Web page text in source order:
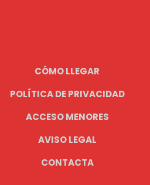
CÓMO LLEGAR
POLÍTICA DE PRIVACIDAD
ACCESO MENORES
AVISO LEGAL
CONTACTA